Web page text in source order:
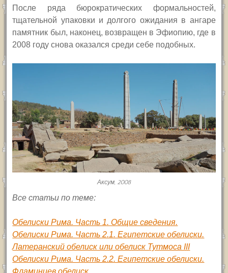
После ряда бюрократических формальностей,
тщательной упаковки и долгого ожидания в ангаре
памятник был, наконец, возвращен в Эфиопию, где в
2008 году снова оказался среди себе подобных.
Аксум, 2008
Все статьи по теме:
Обелиски Рима. Часть 1. Общие сведения.
Обелиски Рима. Часть 2.1. Египетские обелиски.
Латеранский обелиск или обелиск Тутмоса III
Обелиски Рима. Часть 2.2. Египетские обелиски.